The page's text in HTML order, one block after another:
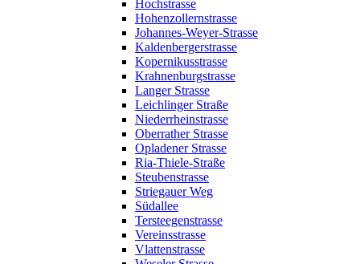
Hochstrasse
Hohenzollernstrasse
Johannes-Weyer-Strasse
Kaldenbergerstrasse
Kopernikusstrasse
Krahnenburgstrasse
Langer Strasse
Leichlinger Straße
Niederrheinstrasse
Oberrather Strasse
Opladener Strasse
Ria-Thiele-Straße
Steubenstrasse
Striegauer Weg
Südallee
Tersteegenstrasse
Vereinsstrasse
Vlattenstrasse